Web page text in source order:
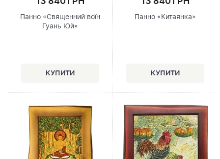
Панно «Священний воїн
Гуань Юй»
Панно «Китаянка»